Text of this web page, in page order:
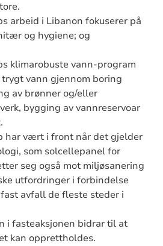
arbeid i Libanon fokuserer på
og hygiene; og
klimarobuste vann-program
vann gjennom boring
av brønner og/eller
bygging av vannreservoar
har vært i front når det gjelder
som solcellepanel for
seg også mot miljøsanering
utfordringer i forbindelse
avfall de fleste steder i
fasteaksjonen bidrar til at
kan opprettholdes.